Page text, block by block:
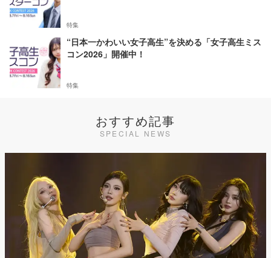
特集
“日本一かわいい女子高生”を決める「女子高生ミス
コン2026」開催中！
特集
おすすめ記事
SPECIAL NEWS